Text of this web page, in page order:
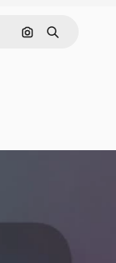
Nach Bild suchen
Suchen